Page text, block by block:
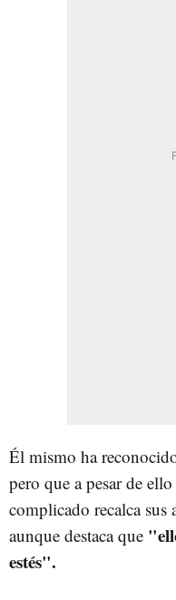
Él mismo ha
pero que a pesar de
complicado recalca sus
aunque destaca que
estés".